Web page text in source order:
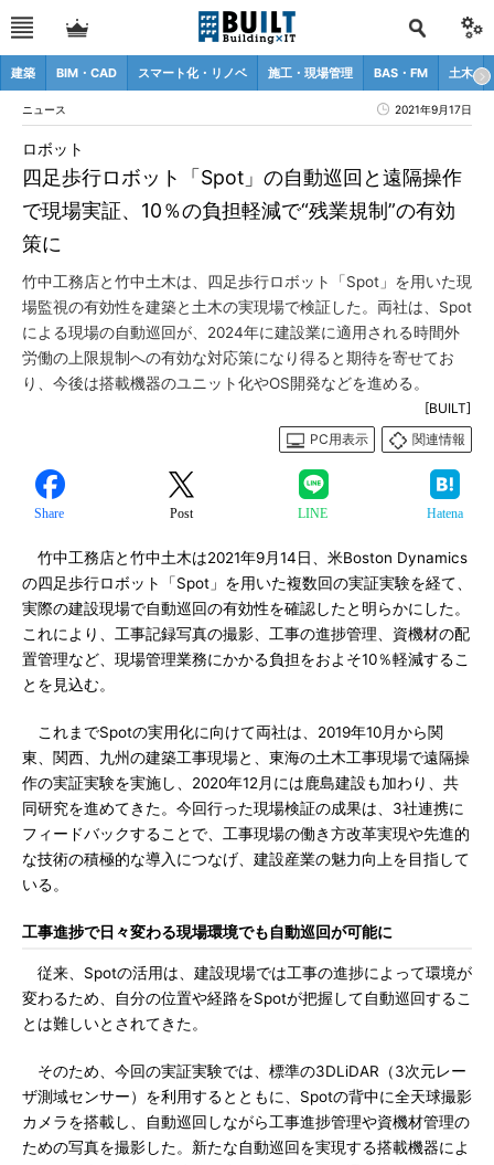
建築 BIM・CAD スマート化・リノベ 施工・現場管理 BAS・FM 土木
ニュース 2021年9月17日
四足歩行ロボット「Spot」の自動巡回と遠隔操作
で現場実証、10％の負担軽減で“残業規制”の有効
策に
ロボット
竹中工務店と竹中土木は、四足歩行ロボット「Spot」を用いた現
場監視の有効性を建築と土木の実現場で検証した。両社は、Spot
による現場の自動巡回が、2024年に建設業に適用される時間外
労働の上限規制への有効な対応策になり得ると期待を寄せてお
り、今後は搭載機器のユニット化やOS開発などを進める。
[BUILT]
PC用表示
関連情報
Share Post LINE Hatena
竹中工務店と竹中土木は2021年9月14日、米Boston Dynamics
の四足歩行ロボット「Spot」を用いた複数回の実証実験を経て、
実際の建設現場で自動巡回の有効性を確認したと明らかにした。
これにより、工事記録写真の撮影、工事の進捗管理、資機材の配
置管理など、現場管理業務にかかる負担をおよそ10％軽減するこ
とを見込む。
これまでSpotの実用化に向けて両社は、2019年10月から関
東、関西、九州の建築工事現場と、東海の土木工事現場で遠隔操
作の実証実験を実施し、2020年12月には鹿島建設も加わり、共
同研究を進めてきた。今回行った現場検証の成果は、3社連携に
フィードバックすることで、工事現場の働き方改革実現や先進的
な技術の積極的な導入につなげ、建設産業の魅力向上を目指して
いる。
工事進捗で日々変わる現場環境でも自動巡回が可能に
従来、Spotの活用は、建設現場では工事の進捗によって環境が
変わるため、自分の位置や経路をSpotが把握して自動巡回するこ
とは難しいとされてきた。
そのため、今回の実証実験では、標準の3DLiDAR（3次元レー
ザ測域センサー）を利用するとともに、Spotの背中に全天球撮影
カメラを搭載し、自動巡回しながら工事進捗管理や資機材管理の
ための写真を撮影した。新たな自動巡回を実現する搭載機器によ